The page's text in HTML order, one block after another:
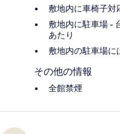
敷地内に車椅子対
敷地内に駐車場 -
あたり
敷地内の駐車場に
その他の情報
全館禁煙